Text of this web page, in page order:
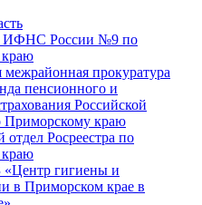
ИФНС России №9 по
межрайонная прокуратура
пенсионного и
Российской
Приморскому краю
отдел Росреестра по
гигиены и
в Приморском крае в